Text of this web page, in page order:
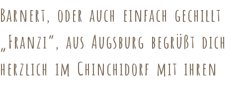
Barnert, oder auch einfach gechillt
„Franzi“, aus Augsburg begrüßt dich
herzlich im Chinchidorf mit ihren